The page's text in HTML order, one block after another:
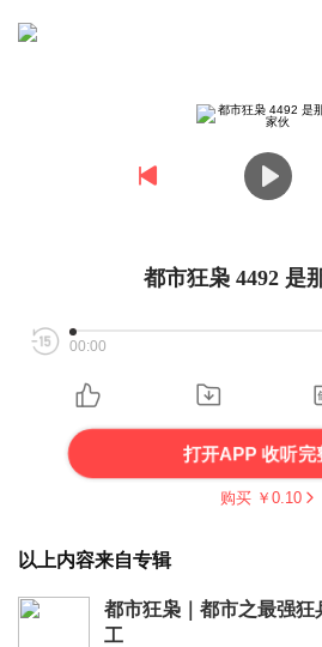
都市狂枭 4492 是
00:00
打开APP 收听完
购买 ￥ 0.10
以上内容来自专辑
都市狂枭｜都市之最强
工